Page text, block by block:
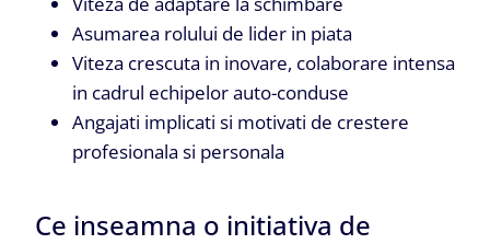
Asumarea rolului de lider in piata
Viteza crescuta in inovare, colaborare intensa
in cadrul echipelor auto-conduse
Angajati implicati si motivati de crestere
profesionala si personala
Ce inseamna o initiativa de